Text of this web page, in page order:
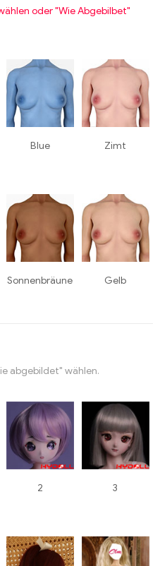
oder "Wie Abgebilbet"
Blue Zimt
Sonnenbräune Gelb
abgebildet" wählen.
2 3